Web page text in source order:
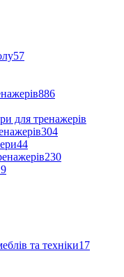
57
886
для тренажерів
304
44
230
та техніки17